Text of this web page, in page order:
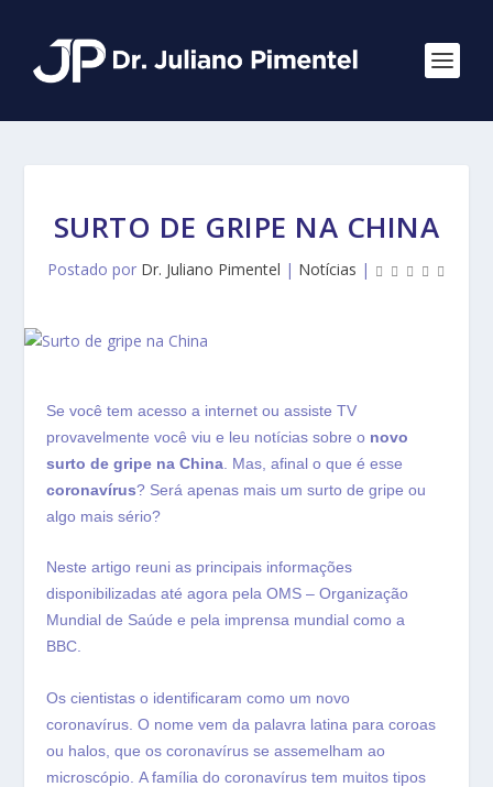
SURTO DE GRIPE NA CHINA
Postado por Dr. Juliano Pimentel | Notícias |
Se você tem acesso a internet ou assiste TV
provavelmente você viu e leu notícias sobre o novo
surto de gripe na China . Mas, afinal o que é esse
coronavírus? Será apenas mais um surto de gripe ou
algo mais sério?
Neste artigo reuni as principais informações
disponibilizadas até agora pela OMS – Organização
Mundial de Saúde e pela imprensa mundial como a
BBC.
Os cientistas o identificaram como um novo
coronavírus. O nome vem da palavra latina para coroas
ou halos, que os coronavírus se assemelham ao
microscópio. A família do coronavírus tem muitos tipos